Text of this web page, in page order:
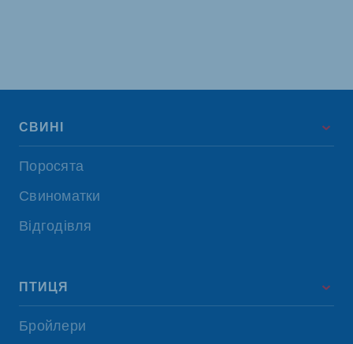
СВИНІ
Поросята
Свиноматки
Відгодівля
ПТИЦЯ
Бройлери